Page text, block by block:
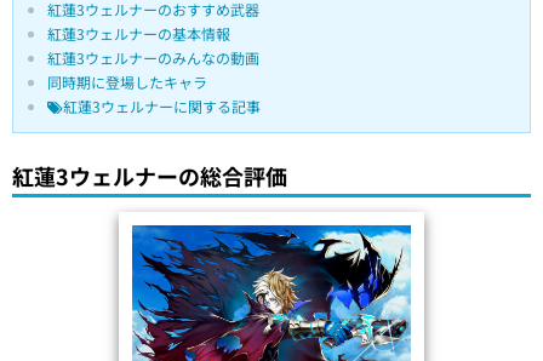
紅蓮3ウェルナーのおすすめ武器
紅蓮3ウェルナーの基本情報
紅蓮3ウェルナーのみんなの動画
同時期に登場したキャラ
紅蓮3ウェルナーに関する記事
紅蓮3ウェルナーの総合評価